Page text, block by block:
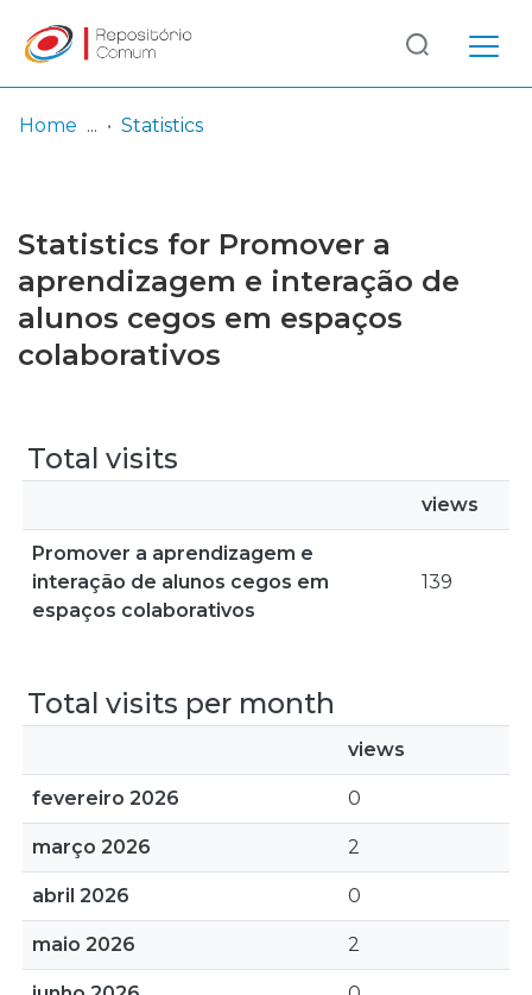
Browse repository
Entities
Log
In
(current)
Home Statistics
Statistics for Promover a
aprendizagem e interação de
alunos cegos em espaços
colaborativos
Total visits
views
Promover a aprendizagem e
interação de alunos cegos em
espaços colaborativos
139
Total visits per month
views
fevereiro 2026 0
março 2026 2
abril 2026 0
maio 2026 2